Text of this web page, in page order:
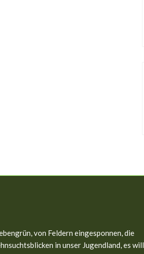
von Feldern eingesponnen, die
in unser Jugendland, es will